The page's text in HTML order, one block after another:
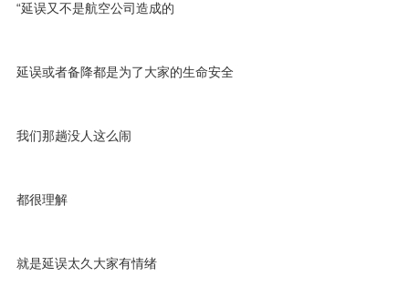
“延误又不是航空公司造成的
延误或者备降都是为了大家的生命安全
我们那趟没人这么闹
都很理解
就是延误太久大家有情绪